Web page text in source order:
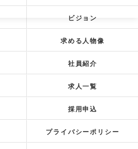
ビジョン
求める人物像
社員紹介
求人一覧
採用申込
プライバシーポリシー